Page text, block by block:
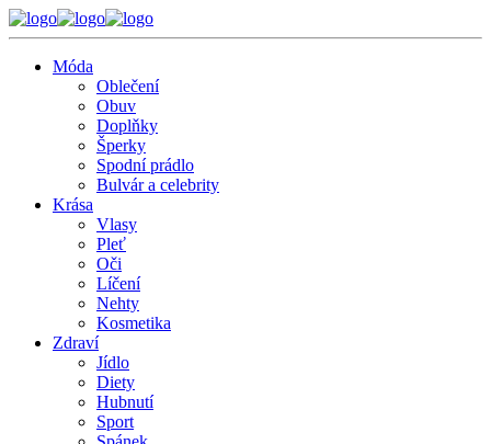
Móda
Oblečení
Obuv
Doplňky
Šperky
Spodní prádlo
Bulvár a celebrity
Krása
Vlasy
Pleť
Oči
Líčení
Nehty
Kosmetika
Zdraví
Jídlo
Diety
Hubnutí
Sport